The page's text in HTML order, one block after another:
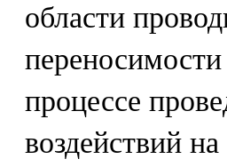
области
процессе
воздействий